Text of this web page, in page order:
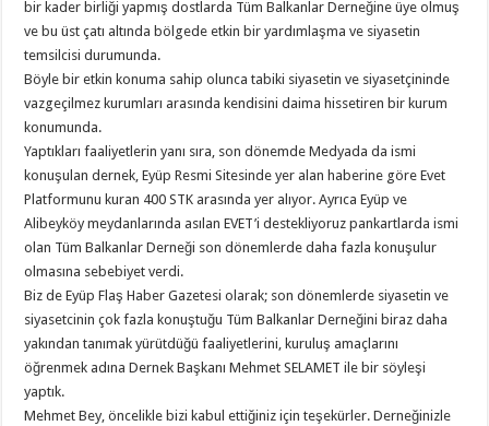
bir kader birliği yapmış dostlarda Tüm Balkanlar Derneğine üye olmuş
ve bu üst çatı altında bölgede etkin bir yardımlaşma ve siyasetin
temsilcisi durumunda.
Böyle bir etkin konuma sahip olunca tabiki siyasetin ve siyasetçininde
vazgeçilmez kurumları arasında kendisini daima hissetiren bir kurum
konumunda.
Yaptıkları faaliyetlerin yanı sıra, son dönemde Medyada da ismi
konuşulan dernek, Eyüp Resmi Sitesinde yer alan haberine göre Evet
Platformunu kuran 400 STK arasında yer alıyor. Ayrıca Eyüp ve
Alibeyköy meydanlarında asılan EVET’i destekliyoruz pankartlarda ismi
olan Tüm Balkanlar Derneği son dönemlerde daha fazla konuşulur
olmasına sebebiyet verdi.
Biz de Eyüp Flaş Haber Gazetesi olarak; son dönemlerde siyasetin ve
siyasetcinin çok fazla konuştuğu Tüm Balkanlar Derneğini biraz daha
yakından tanımak yürütdüğü faaliyetlerini, kuruluş amaçlarını
öğrenmek adına Dernek Başkanı Mehmet SELAMET ile bir söyleşi
yaptık.
Mehmet Bey, öncelikle bizi kabul ettiğiniz için teşekürler. Derneğinizle